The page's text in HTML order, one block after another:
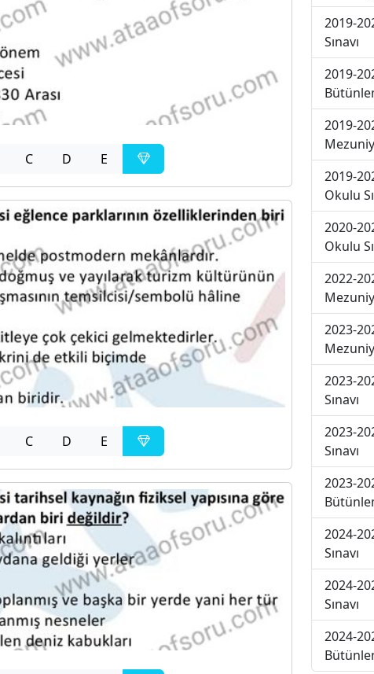
C D E
C D E
2019-
Sınavı
2019-
2019-
2019-
Okulu
2020-
Okulu
2022-
2023-
2023-
Sınavı
2023-
Sınavı
2023-
2024-
Sınavı
2024-
Sınavı
2024-